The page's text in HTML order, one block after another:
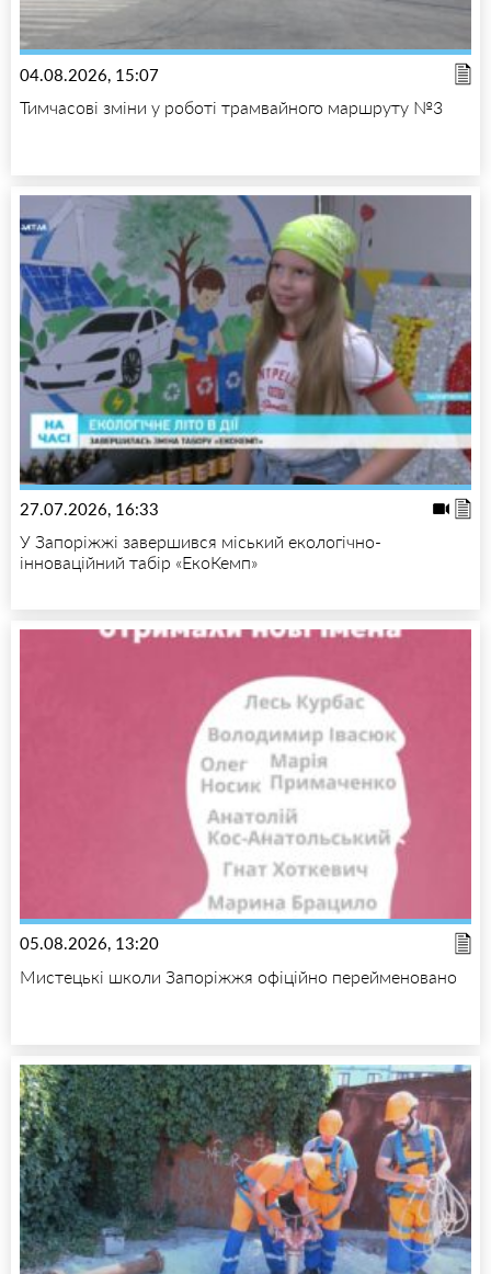
04.08.2026, 15:07
Тимчасові зміни у роботі трамвайного маршруту №3
27.07.2026, 16:33
У Запоріжжі завершився міський екологічно-
інноваційний табір «ЕкоКемп»
05.08.2026, 13:20
Мистецькі школи Запоріжжя офіційно перейменовано